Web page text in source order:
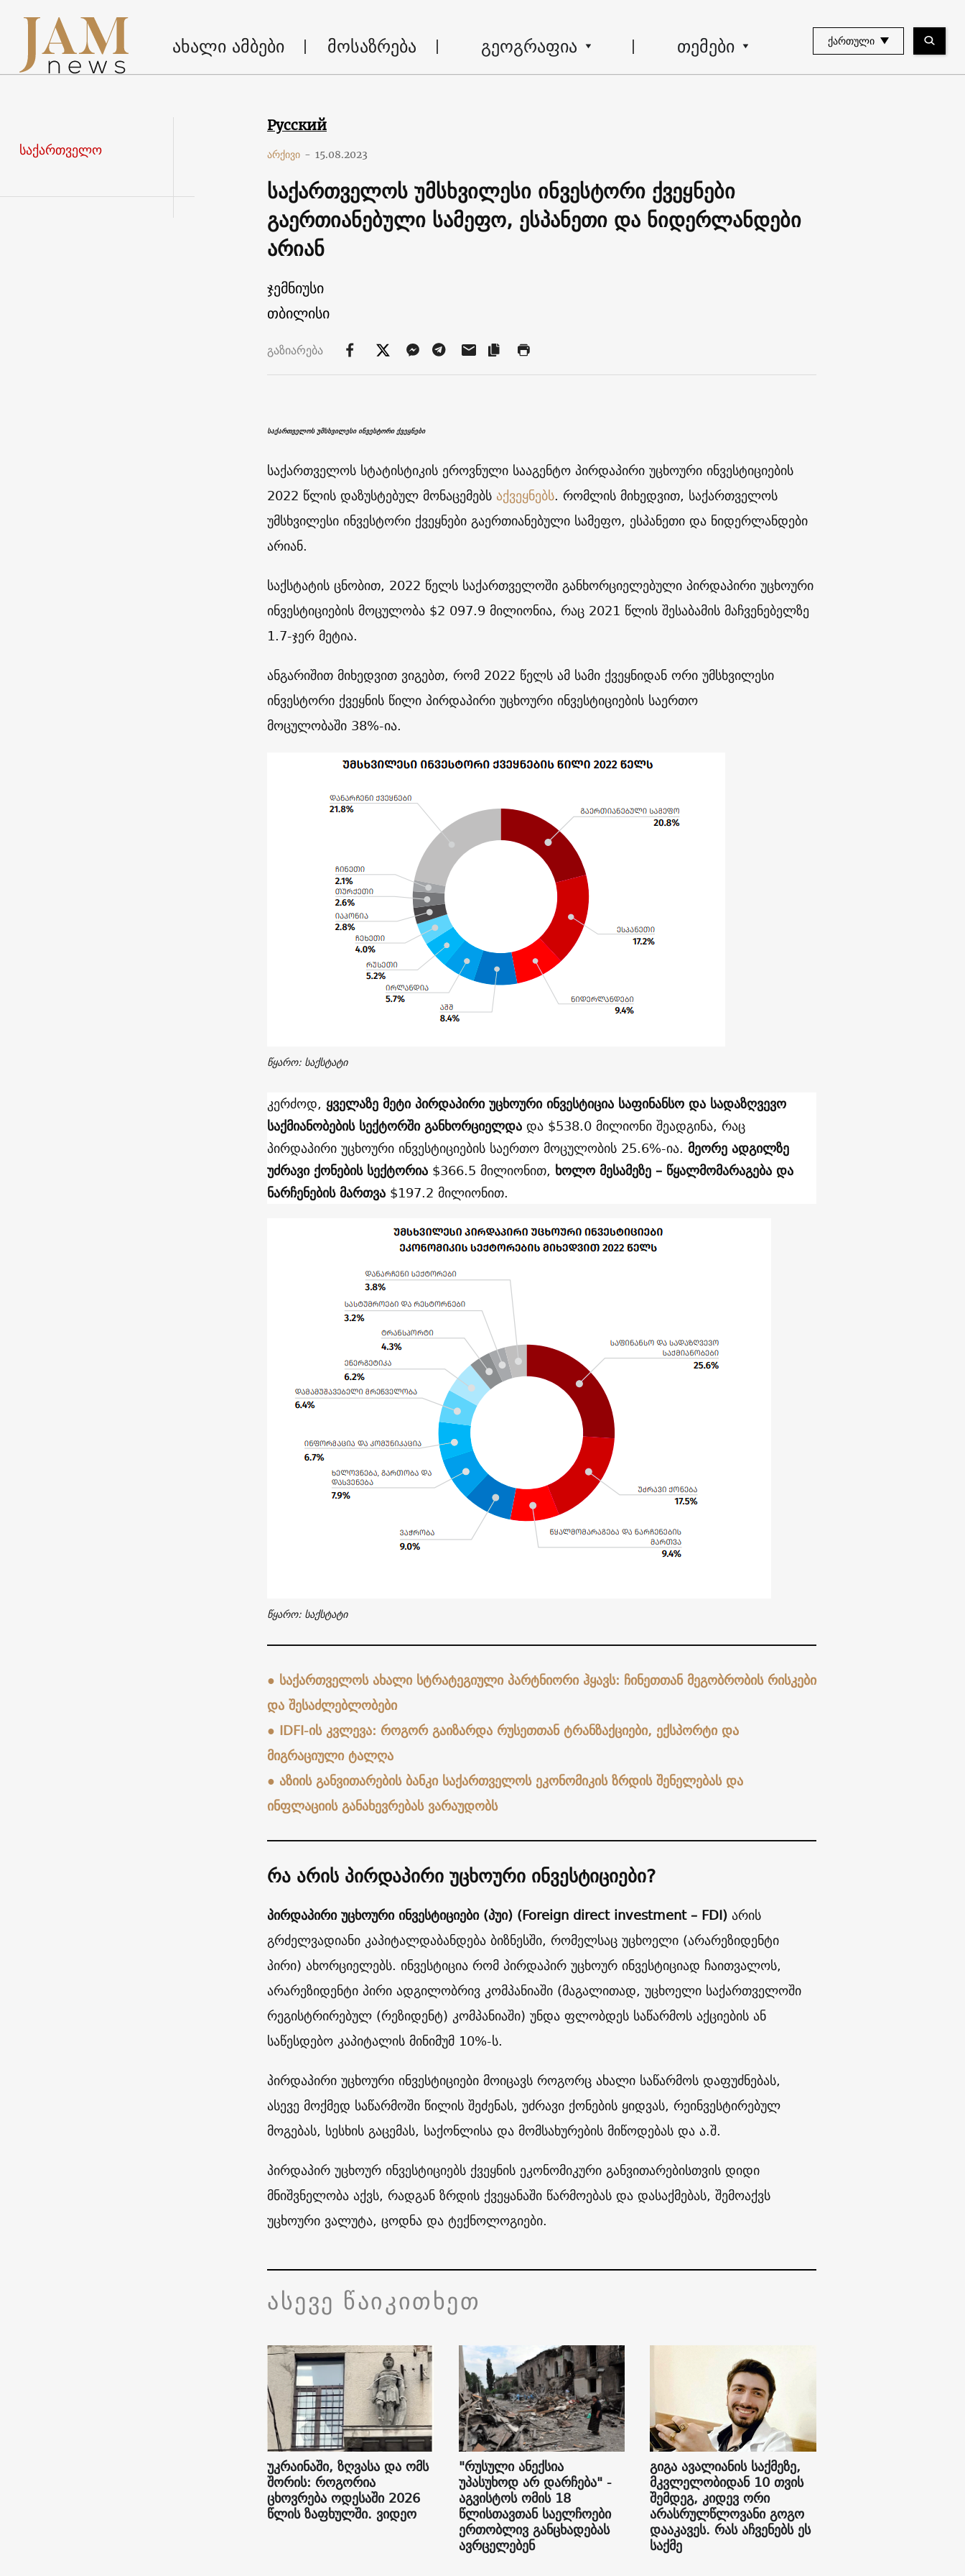
ახალი ამბები მოსაზრება გეოგრაფია თემები ᲥᲐᲠᲗᲣᲚᲘ
საქართველო
Русский
არქივი - 15.08.2023
საქართველოს უმსხვილესი ინვესტორი ქვეყნები
გაერთიანებული სამეფო, ესპანეთი და ნიდერლანდები
არიან
ჯემნიუსი
თბილისი
გაზიარება
საქართველოს უმსხვილესი ინვესტორი ქვეყნები
საქართველოს სტატისტიკის ეროვნული სააგენტოპირდაპირი უცხოური ინვესტიციების
2022 წლის დაზუსტებულ მონაცემებს აქვეყნებს. რომლის მიხედვით, საქართველოს
უმსხვილესი ინვესტორი ქვეყნები გაერთიანებული სამეფო, ესპანეთი და ნიდერლანდები
არიან.
საქსტატის ცნობით, 2022 წელს საქართველოში განხორციელებული პირდაპირი უცხოური
ინვესტიციების მოცულობა $2 097.9 მილიონია, რაც 2021 წლის შესაბამის მაჩვენებელზე
1.7-ჯერ მეტია.
ანგარიშით მიხედვით ვიგებთ, რომ 2022 წელს ამ სამი ქვეყნიდან ორი უმსხვილესი
ინვესტორი ქვეყნის წილი პირდაპირი უცხოური ინვესტიციების საერთო
მოცულობაში 38%-ია.
წყარო: საქსტატი
კერძოდ, ყველაზე მეტი პირდაპირი უცხოური ინვესტიცია საფინანსო და სადაზღვევო
საქმიანობების სექტორში განხორციელდადა $538.0 მილიონი შეადგინა, რაც
პირდაპირი უცხოური ინვესტიციების საერთო მოცულობის 25.6%-ია. მეორე ადგილზე
უძრავი ქონების სექტორია $366.5 მილიონით, ხოლო მესამეზე – წყალმომარაგება და
ნარჩენების მართვა $197.2 მილიონით.
წყარო: საქსტატი
● საქართველოს ახალი სტრატეგიული პარტნიორი ჰყავს: ჩინეთთან მეგობრობის რისკები
და შესაძლებლობები
● IDFI-ის კვლევა: როგორ გაიზარდა რუსეთთან ტრანზაქციები, ექსპორტი და
მიგრაციული ტალღა
● აზიის განვითარების ბანკი საქართველოს ეკონომიკის ზრდის შენელებას და
ინფლაციის განახევრებას ვარაუდობს
რა არის პირდაპირი უცხოური ინვესტიციები?
პირდაპირი უცხოური ინვესტიციები (პუი) (Foreign direct investment – FDI)არის
გრძელვადიანი კაპიტალდაბანდება ბიზნესში, რომელსაც უცხოელი (არარეზიდენტი
პირი) ახორციელებს. ინვესტიცია რომ პირდაპირ უცხოურ ინვესტიციად ჩაითვალოს,
არარეზიდენტი პირი ადგილობრივ კომპანიაში (მაგალითად, უცხოელი საქართველოში
რეგისტრირებულ (რეზიდენტ) კომპანიაში) უნდა ფლობდეს საწარმოს აქციების ან
საწესდებო კაპიტალის მინიმუმ 10%-ს.
პირდაპირი უცხოური ინვესტიციები მოიცავს როგორც ახალი საწარმოს დაფუძნებას,
ასევე მოქმედ საწარმოში წილის შეძენას, უძრავი ქონების ყიდვას, რეინვესტირებულ
მოგებას, სესხის გაცემას, საქონლისა და მომსახურების მიწოდებას და ა.შ.
პირდაპირ უცხოურ ინვესტიციებს ქვეყნის ეკონომიკური განვითარებისთვის დიდი
მნიშვნელობა აქვს, რადგან ზრდის ქვეყანაში წარმოებას და დასაქმებას, შემოაქვს
უცხოური ვალუტა, ცოდნა და ტექნოლოგიები.
ასევე წაიკითხეთ
უკრაინაში, ზღვასა და ომს
შორის: როგორია
ცხოვრება ოდესაში 2026
წლის ზაფხულში. ვიდეო
"რუსული ანექსია
უპასუხოდ არ დარჩება" -
აგვისტოს ომის 18
წლისთავთან საელჩოები
ერთობლივ განცხადებას
ავრცელებენ
გიგა ავალიანის საქმეზე,
მკვლელობიდან 10 თვის
შემდეგ, კიდევ ორი
არასრულწლოვანი გოგო
დააკავეს. რას აჩვენებს ეს
საქმე